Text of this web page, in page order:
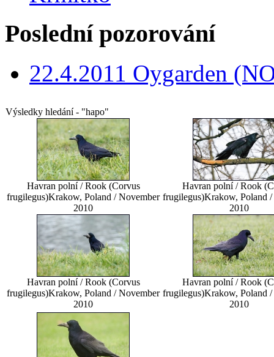
Poslední pozorování
22.4.2011 Oygarden
Výsledky hledání - "hapo"
Havran polní / Rook (Corvus
frugilegus)Krakow, Poland / November
2010
Havran polní / Rook
frugilegus)Krakow, Poland
2010
Havran polní / Rook (Corvus
frugilegus)Krakow, Poland / November
2010
Havran polní / Rook
frugilegus)Krakow, Poland
2010